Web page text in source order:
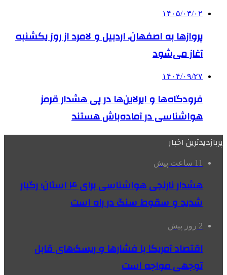
۱۴۰۵/۰۳/۰۲
پروازها به اصفهان، اردبیل و لامرد از روز یکشنبه
آغاز می‌شود
۱۴۰۴/۰۹/۲۷
فرودگاه‌ها و ایرلاین‌ها در پی هشدار قرمز
هواشناسی در آماده‌باش هستند
پربازدیدترین اخبار
11 ساعت پیش
هشدار نارنجی هواشناسی برای ۴ استان؛ رگبار
شدید و سقوط سنگ در راه است
2 روز پیش
اقتصاد آمریکا با فشارها و ریسک‌های قابل
توجهی مواجه است